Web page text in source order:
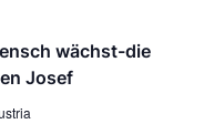
e
wächst-die
Josef